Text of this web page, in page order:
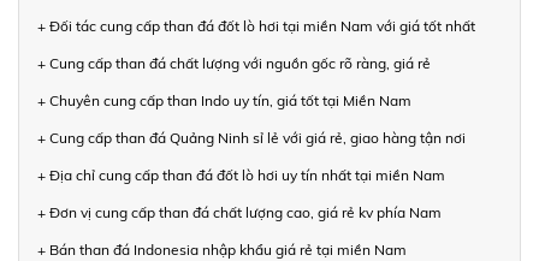
+ Đối tác cung cấp than đá đốt lò hơi tại miền Nam với giá tốt nhất
+ Cung cấp than đá chất lượng với nguồn gốc rõ ràng, giá rẻ
+ Chuyên cung cấp than Indo uy tín, giá tốt tại Miền Nam
+ Cung cấp than đá Quảng Ninh sỉ lẻ với giá rẻ, giao hàng tận nơi
+ Địa chỉ cung cấp than đá đốt lò hơi uy tín nhất tại miền Nam
+ Đơn vị cung cấp than đá chất lượng cao, giá rẻ kv phía Nam
+ Bán than đá Indonesia nhập khẩu giá rẻ tại miền Nam